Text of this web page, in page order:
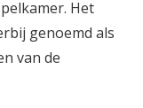
Het
genoemd als
van de